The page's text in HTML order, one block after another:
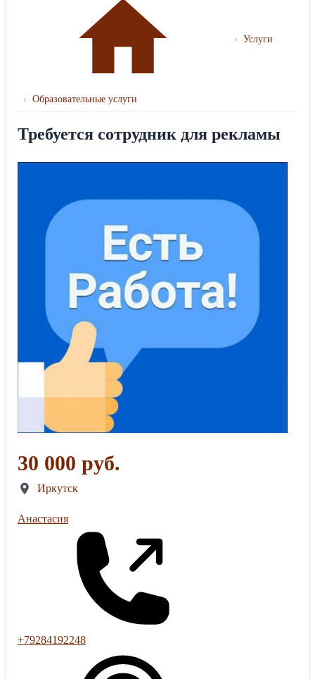
› Услуги
› Образовательные услуги
Требуется сотрудник для рекламы
30 000 руб.
Иркутск
Анастасия
+79284192248